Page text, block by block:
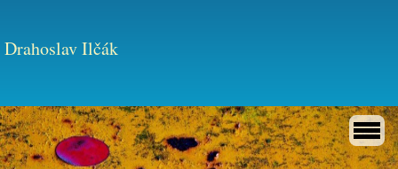
Drahoslav Ilčák